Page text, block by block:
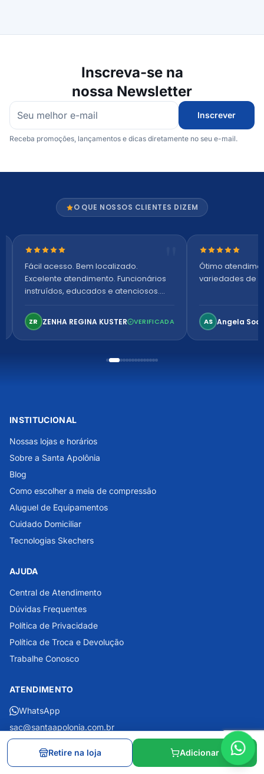
Inscreva-se na
nossa Newsletter
Inscrever
Receba promoções, lançamentos e dicas diretamente no seu e-mail.
O QUE NOSSOS CLIENTES DIZEM
Nota 5 de 5 estrelas
Fácil acesso. Bem localizado.
Excelente atendimento. Funcionários
instruídos, educados e atenciosos.
confortável. Perfeito!
ZR ZENHA REGINA KUSTER VERIFICADA
Nota 5 de 5
Ótimo
variedades de
AS Angela
INSTITUCIONAL
Nossas lojas e horários
Sobre a Santa Apolônia
Blog
Como escolher a meia de compressão
Aluguel de Equipamentos
Cuidado Domiciliar
Tecnologias Skechers
AJUDA
Central de Atendimento
Dúvidas Frequentes
Política de Privacidade
Política de Troca e Devolução
Trabalhe Conosco
ATENDIMENTO
WhatsApp
sac@santaapolonia.com.br
Horário de atendimento SAC
(Seg a Sex: 8h às 16h)
Retire na loja Adicionar